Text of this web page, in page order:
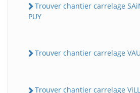
Trouver chantier carrelage
PUY
Trouver chantier carrelage
Trouver chantier carrelage